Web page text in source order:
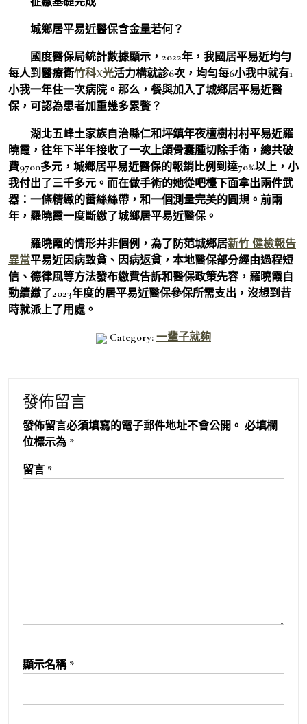
城鄉居平易近醫保含金量若何？
國度醫保局統計數據顯示，2022年，我國居平易近均勻
每人到醫療衛竹科X光活力構就診6次，均勻每6小我中就有1
小我一年住一次病院。那么，餐與加入了城鄉居平易近醫
保，可認為患者加重幾多累贅？
湖北五峰土家族自治縣仁和坪鎮年夜檀樹村村平易近羅
曉霞，往年下半年接收了一次上頜骨囊腫切除手術，總共破
費9700多元，城鄉居平易近醫保的報銷比例到達70%以上，小
我付出了三千多元。而在做手術的她從吧檯下面拿出兩件武
器：一條精緻的蕾絲絲帶，和一個測量完美的圓規。前兩
年，羅曉霞一度斷繳了城鄉居平易近醫保。
羅曉霞的情形并非個例，為了防范城鄉居新竹 健檢報告
異常平易近因病致貧、因病返貧，本地醫保部分經由過程短
信、德律風等方法發布繳費告訴和醫保政策先容，羅曉霞自
動續繳了2023年度的居平易近醫保參保所需支出，沒想到昔
時就派上了用處。
Category: 一輩子就夠
發佈留言
發佈留言必須填寫的電子郵件地址不會公開。 必填欄
位標示為 *
留言 *
顯示名稱 *